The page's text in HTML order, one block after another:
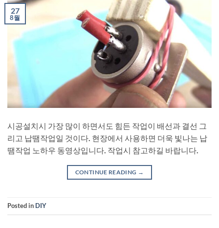
27
8월
시공설치시 가장 많이 하면서도 힘든 작업이 배선과 결선 그
리고 납땜작업일 것이다. 현장에서 사용하면 더욱 빛나는 납
땜작업 노하우 동영상입니다. 작업시 참고하길 바랍니다.
CONTINUE READING →
Posted in DIY